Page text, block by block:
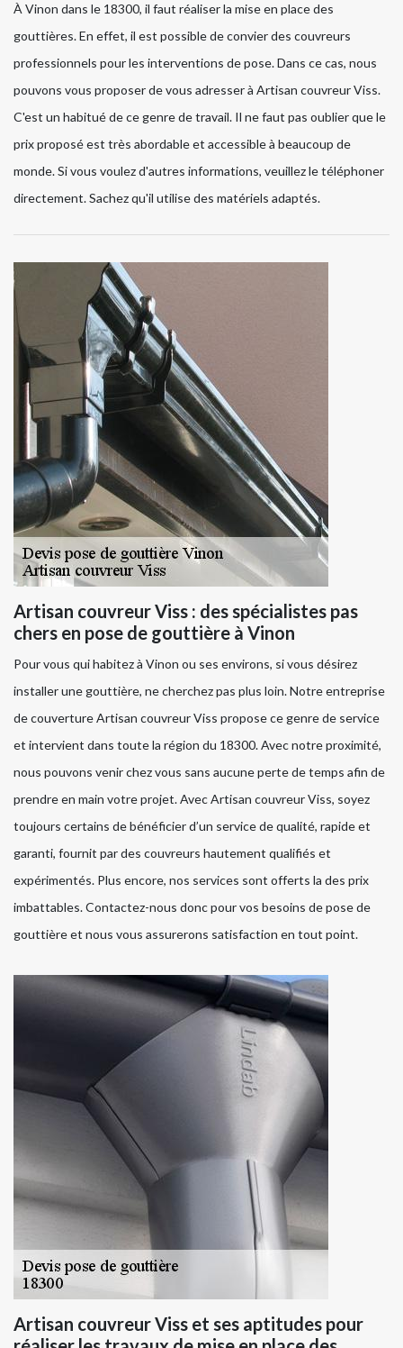
À Vinon dans le 18300, il faut réaliser la mise en place des
gouttières. En effet, il est possible de convier des couvreurs
professionnels pour les interventions de pose. Dans ce cas, nous
pouvons vous proposer de vous adresser à Artisan couvreur Viss.
C'est un habitué de ce genre de travail. Il ne faut pas oublier que le
prix proposé est très abordable et accessible à beaucoup de
monde. Si vous voulez d'autres informations, veuillez le téléphoner
directement. Sachez qu'il utilise des matériels adaptés.
Artisan couvreur Viss : des spécialistes pas
chers en pose de gouttière à Vinon
Pour vous qui habitez à Vinon ou ses environs, si vous désirez
installer une gouttière, ne cherchez pas plus loin. Notre entreprise
de couverture Artisan couvreur Viss propose ce genre de service
et intervient dans toute la région du 18300. Avec notre proximité,
nous pouvons venir chez vous sans aucune perte de temps afin de
prendre en main votre projet. Avec Artisan couvreur Viss, soyez
toujours certains de bénéficier d’un service de qualité, rapide et
garanti, fournit par des couvreurs hautement qualifiés et
expérimentés. Plus encore, nos services sont offerts la des prix
imbattables. Contactez-nous donc pour vos besoins de pose de
gouttière et nous vous assurerons satisfaction en tout point.
Artisan couvreur Viss et ses aptitudes pour